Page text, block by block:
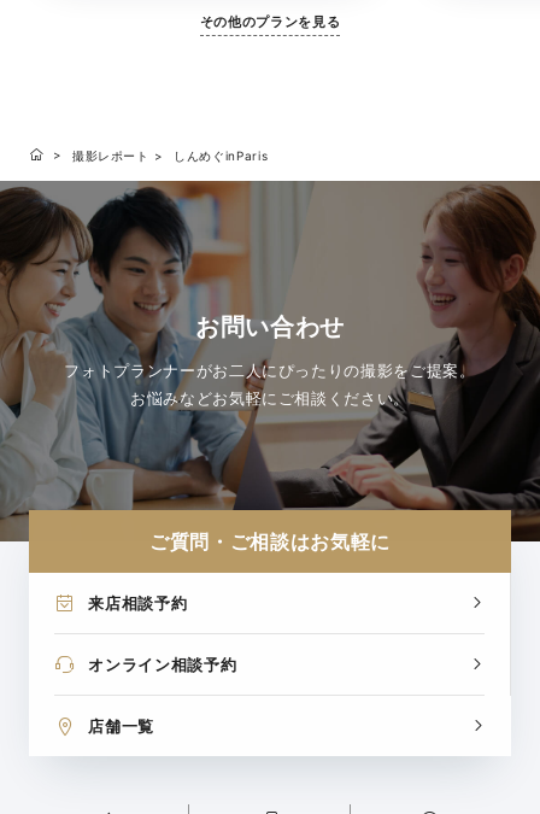
その他のプランを見る
撮影レポート しんめぐinParis
お問い合わせ
フォトプランナーがお二人にぴったりの撮影をご提案。
お悩みなどお気軽にご相談ください。
ご質問・ご相談はお気軽に
来店相談予約
オンライン相談予約
店舗一覧